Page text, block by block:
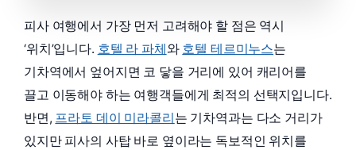
피사 여행에서 가장 먼저 고려해야 할 점은 역시
‘위치’입니다. 호텔 라 파체와 호텔 테르미누스는
기차역에서 엎어지면 코 닿을 거리에 있어 캐리어를
끌고 이동해야 하는 여행객들에게 최적의 선택지입니다.
반면, 프라토 데이 미라콜리는 기차역과는 다소 거리가
있지만 피사의 사탑 바로 옆이라는 독보적인 위치를